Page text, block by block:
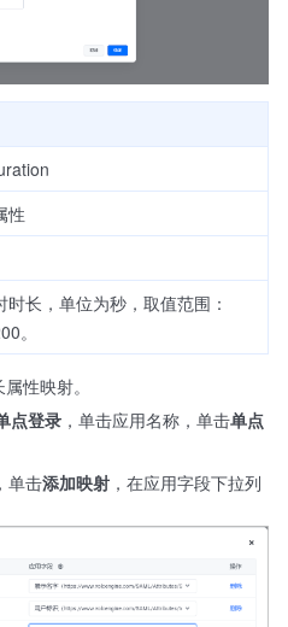
性
时长，单位为秒，取值范围：
。
性映射。
点登录 ，单击应用名称，单击单点
，单击添加映射 ，在应用字段下拉列